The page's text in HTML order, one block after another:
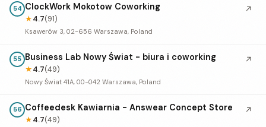
54 ClockWork Mokotow Coworking
★4.7(91)
Ksawerów 3, 02-656 Warszawa, Poland
↗
55 Business Lab Nowy Świat - biura i coworking
★4.7(49)
Nowy Świat 41A, 00-042 Warszawa, Poland
↗
56 Coffeedesk Kawiarnia - Answear Concept Store
★4.7(49)
↗